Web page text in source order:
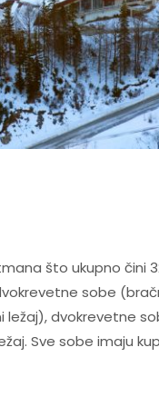
što ukupno čini
sobe
dvokrevetne
Sve sobe imaju